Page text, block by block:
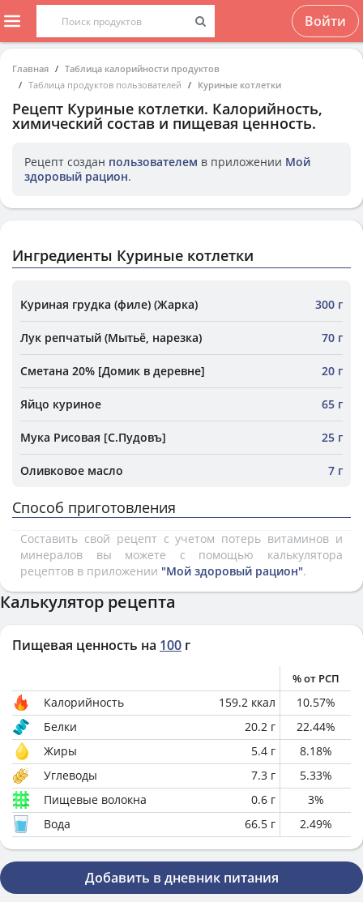
Войти
Главная
Таблица калорийности продуктов
Таблица продуктов пользователей
Куриные котлетки
Рецепт Куриные котлетки. Калорийность,
химический состав и пищевая ценность.
Рецепт создан пользователем в приложении Мой
здоровый рацион.
Ингредиенты Куриные котлетки
Куриная грудка (филе) (Жарка) 300 г
Лук репчатый (Мытьё, нарезка) 70 г
Сметана 20% [Домик в деревне] 20 г
Яйцо куриное 65 г
Мука Рисовая [С.Пудовъ] 25 г
Оливковое масло 7 г
Способ приготовления
Составить свой рецепт с учетом потерь витаминов и
минералов вы можете с помощью калькулятора
рецептов в приложении "Мой здоровый рацион".
Калькулятор рецепта
Пищевая ценность на 100 г
% от РСП
Калорийность 159.2 ккал 10.57%
Белки
20.2 г 22.44%
Жиры
5.4 г 8.18%
Углеводы
7.3 г 5.33%
Пищевые волокна
0.6 г 3%
Вода
66.5 г 2.49%
Добавить в дневник питания